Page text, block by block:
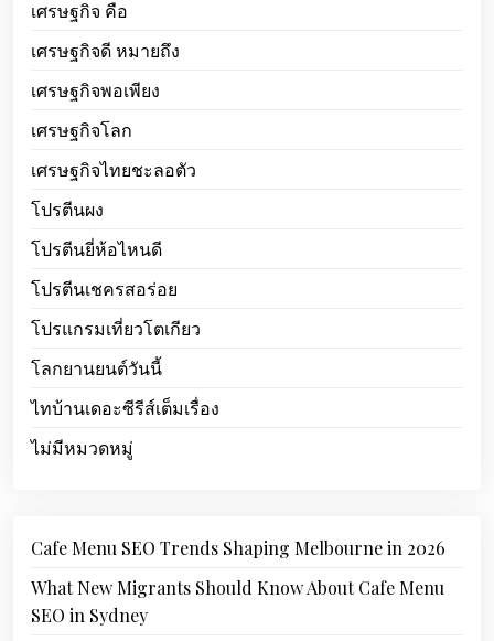
เศรษฐกิจ คือ
เศรษฐกิจดี หมายถึง
เศรษฐกิจพอเพียง
เศรษฐกิจโลก
เศรษฐกิจไทยชะลอตัว
โปรตีนผง
โปรตีนยี่ห้อไหนดี
โปรตีนเชครสอร่อย
โปรแกรมเที่ยวโตเกียว
โลกยานยนต์วันนี้
ไทบ้านเดอะซีรีส์เต็มเรื่อง
ไม่มีหมวดหมู่
Cafe Menu SEO Trends Shaping Melbourne in 2026
What New Migrants Should Know About Cafe Menu
SEO in Sydney